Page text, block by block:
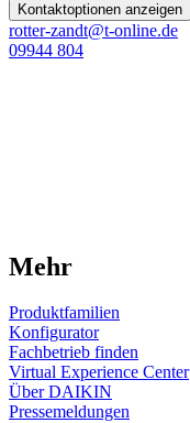
Kontaktoptionen anzeigen
rotter-zandt@t-online.de
09944 804
Mehr
Produktfamilien
Konfigurator
Fachbetrieb finden
Virtual Experience Center
Über DAIKIN
Pressemeldungen